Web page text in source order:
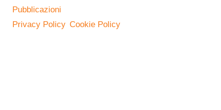
Pubblicazioni
Privacy Policy Cookie Policy